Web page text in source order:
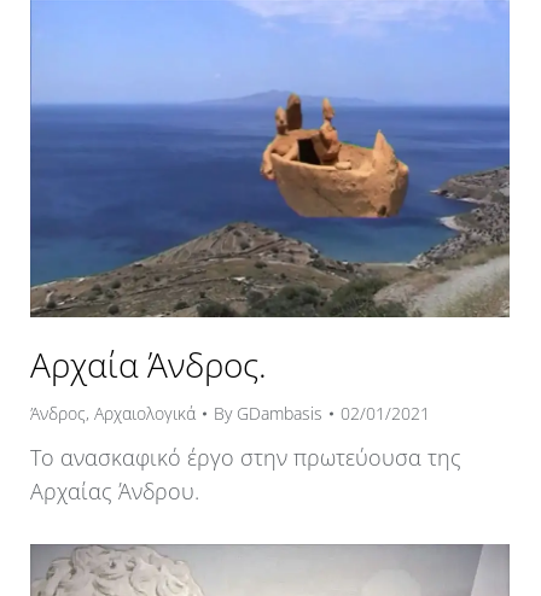
Αρχαία Άνδρος.
Άνδρος, Αρχαιολογικά By GDambasis 02/01/2021
Το ανασκαφικό έργο στην πρωτεύουσα της
Αρχαίας Άνδρου.